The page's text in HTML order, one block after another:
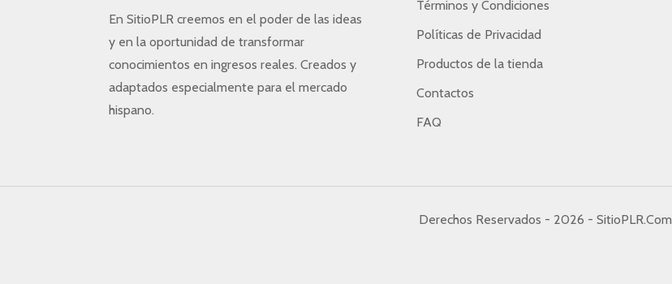
En SitioPLR creemos en el poder de las ideas
y en la oportunidad de transformar
conocimientos en ingresos reales. Creados y
adaptados especialmente para el mercado
hispano.
Términos y Condiciones
Políticas de Privacidad
Productos de la tienda
Contactos
FAQ
Derechos Reservados - 2026 - SitioPLR.Com